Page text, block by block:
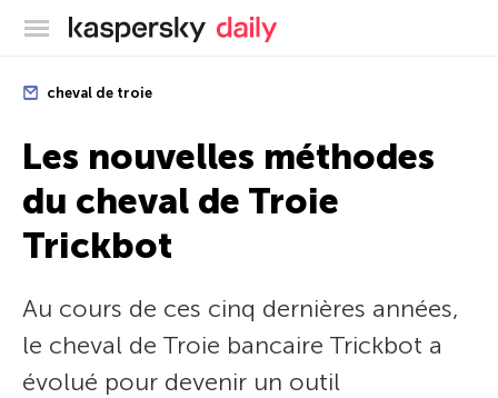
Blog officiel de Kaspersky
cheval de troie
Les nouvelles méthodes
du cheval de Troie
Trickbot
Au cours de ces cinq dernières années,
le cheval de Troie bancaire Trickbot a
évolué pour devenir un outil